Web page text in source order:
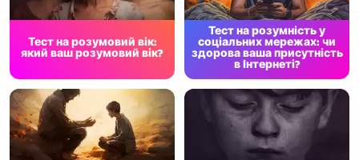
Тест на розумовий вік:
який ваш розумовий вік?
Тест на розумність у
соціальних мережах: чи
здорова ваша присутність
в Інтернеті?